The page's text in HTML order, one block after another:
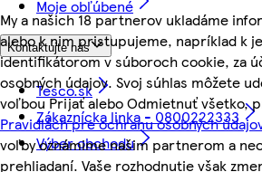
My a našich 18 partnerov ukladáme
alebo k nim pristupujeme, napríklad k
identifikátorom v súboroch cookie, za
osobných údajov. Svoj súhlas môžete
voľbou Prijať alebo Odmietnuť všetko,
Pravidlách pre ochranu osobných
voľby oznámime našim partnerom a
prehliadaní. Vaše rozhodnutie však
Moje obľúbené
Kontaktujte nás
Tesco.sk
Zákaznícka linka - 0800222333
Výber obchodu